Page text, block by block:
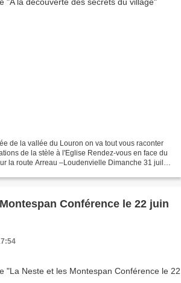
de la vallée du Louron on va tout vous raconter
de la stèle à l'Eglise Rendez-vous en face du
la route Arreau –Loudenvielle Dimanche 31 juillet
Conférence le 22 juin